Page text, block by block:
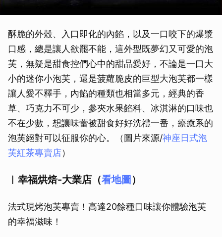
酥脆的外殼、入口即化的內餡，以及一口咬下的爆漿
口感，總是讓人欲罷不能，這外型既夢幻又可愛的泡
芙，無疑是甜食控們心中的甜品愛好，不論是一口大
小的迷你小泡芙，還是菠蘿脆皮的巨型大泡芙都一樣
讓人愛不釋手，內餡的種類也相當多元，經典的香
草、巧克力不可少，參夾水果餡料、冰淇淋的口味也
不在少數，想讓味蕾被甜食好好洗禮一番，療癒系的
泡芙絕對可以征服你的心。（圖片來源/神座日式泡
芙紅茶專賣店）
︱幸福烘焙-大業店（看地圖 ）
法式現烤泡芙專賣！高達20餘種口味讓你體驗泡芙
的幸福滋味！